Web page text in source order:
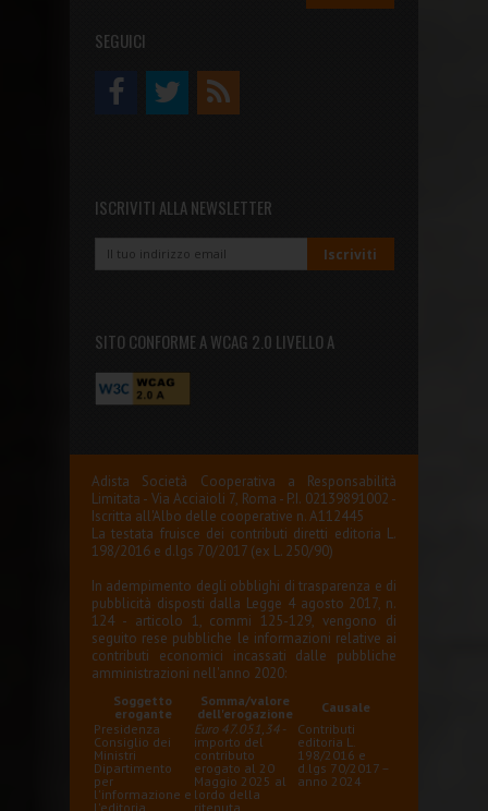
SEGUICI
ISCRIVITI ALLA NEWSLETTER
SITO CONFORME A WCAG 2.0 LIVELLO A
Adista Società Cooperativa a Responsabilità
Limitata - Via Acciaioli 7, Roma - P.I. 02139891002 -
Iscritta all'Albo delle cooperative n. A112445
La testata fruisce dei contributi diretti editoria L.
198/2016 e d.lgs 70/2017 (ex L. 250/90)
In adempimento degli obblighi di trasparenza e di
pubblicità disposti dalla Legge 4 agosto 2017, n.
124 - articolo 1, commi 125-129, vengono di
seguito rese pubbliche le informazioni relative ai
contributi economici incassati dalle pubbliche
amministrazioni nell'anno 2020:
Soggetto
erogante
Somma/valore
dell'erogazione
Causale
Presidenza
Consiglio dei
Ministri
Dipartimento
per
l'informazione e
l'editoria
Euro 47.051,34 -
importo del
contributo
erogato al 20
Maggio 2025 al
lordo della
ritenuta
Contributi
editoria L.
198/2016 e
d.lgs 70/2017 –
anno 2024